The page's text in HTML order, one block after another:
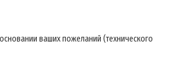
ваших пожеланий (технического